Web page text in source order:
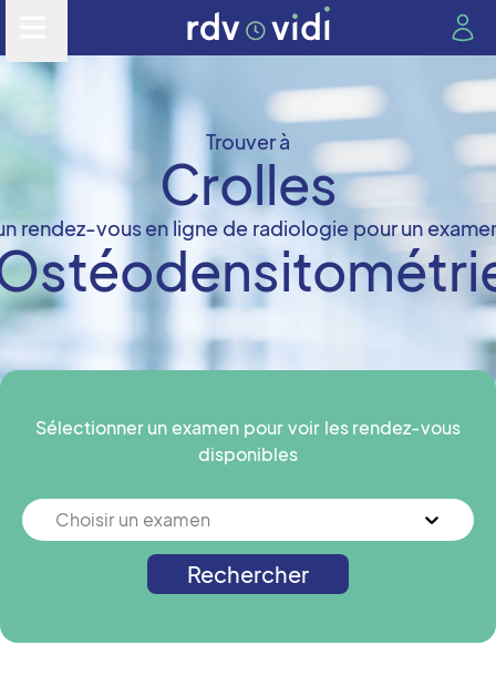
Trouver à
Crolles
rendez-vous en ligne de radiologie pour un
Sélectionner un examen pour voir les rendez-vous
disponibles
Choisir un examen
Rechercher